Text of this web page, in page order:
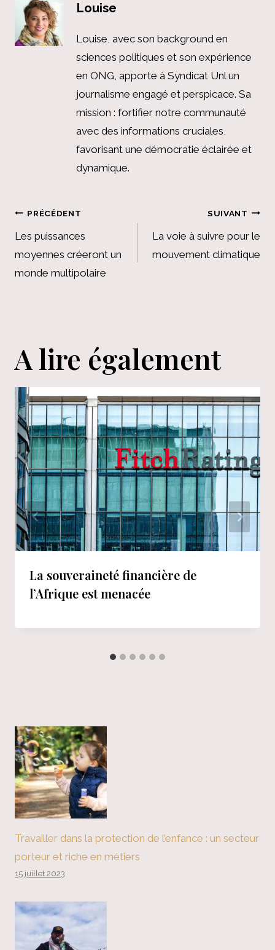
Louise
Louise, avec son background en
sciences politiques et son expérience
en ONG, apporte à Syndicat Unl un
journalisme engagé et perspicace. Sa
mission : fortifier notre communauté
avec des informations cruciales,
favorisant une démocratie éclairée et
dynamique.
Navigation
de
l’article
PRÉCÉDENT
Les puissances
moyennes créeront un
monde multipolaire
SUIVANT
La voie à suivre pour le
mouvement climatique
A lire également
La souveraineté financière de
l’Afrique est menacée
Travailler dans la protection de l’enfance : un secteur
porteur et riche en métiers
15 juillet 2023